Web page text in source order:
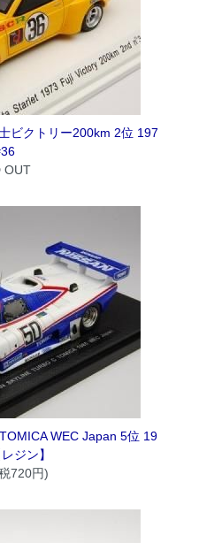
ビクトリー200km 2位 197
OUT
WEC Japan 5位 19
ジン】
720円)